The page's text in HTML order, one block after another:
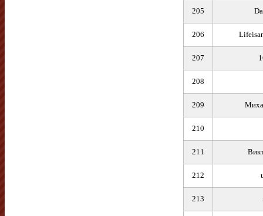
205
206
207
208
209
210
211
212
213